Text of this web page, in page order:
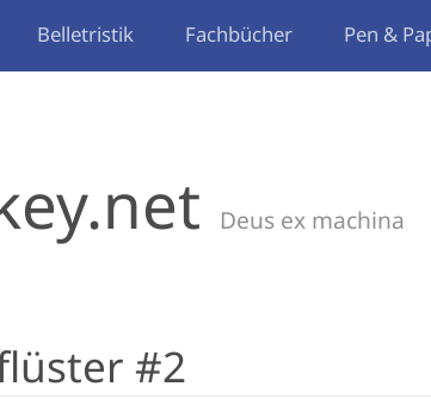
Belletristik Fachbücher Pen &
Deus ex machina
#2